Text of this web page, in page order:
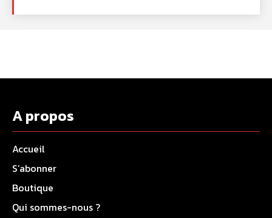
A propos
Accueil
S’abonner
Boutique
Qui sommes-nous ?